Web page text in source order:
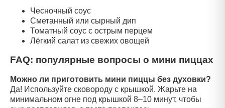
Чесночный соус
Сметанный или сырный дип
Томатный соус с острым перцем
Лёгкий салат из свежих овощей
FAQ: популярные вопросы о мини пиццах
Можно ли приготовить мини пиццы без духовки?
Да! Используйте сковороду с крышкой. Жарьте на
минимальном огне под крышкой 8–10 минут, чтобы